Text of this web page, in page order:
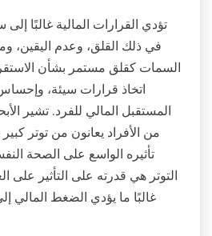
تؤدي القرارات المالية غالبًا
في ذلك القلق، وعدم اليقين،
السمات كقلق مستمر بشأن
اتخاذ قرارات سيئة،
من الأفراد يعانون من توتر
تأثيره الواسع على الصحة
التوتر هي قدرته على التأثير على
غالبًا ما يؤدي الضغط المالي